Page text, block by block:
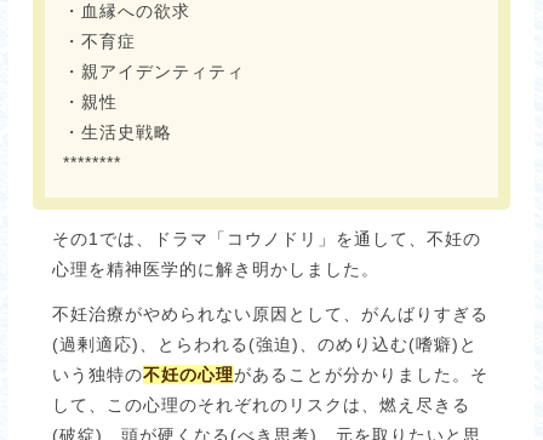
・血縁への欲求
・不育症
・親アイデンティティ
・親性
・生活史戦略
********
その1では、ドラマ「コウノドリ」を通して、不妊の
心理を精神医学的に解き明かしました。
不妊治療がやめられない原因として、がんばりすぎる
(過剰適応)、とらわれる(強迫)、のめり込む(嗜癖)と
いう独特の不妊の心理があることが分かりました。そ
して、この心理のそれぞれのリスクは、燃え尽きる
(破綻)、頭が硬くなる(べき思考)、元を取りたいと思